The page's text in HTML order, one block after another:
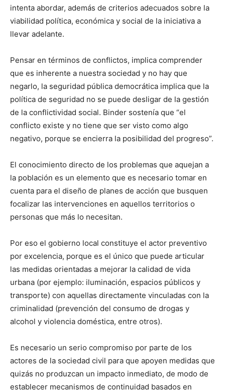
intenta abordar, además de criterios adecuados sobre la
viabilidad política, económica y social de la iniciativa a
llevar adelante.
Pensar en términos de conflictos, implica comprender
que es inherente a nuestra sociedad y no hay que
negarlo, la seguridad pública democrática implica que la
política de seguridad no se puede desligar de la gestión
de la conflictividad social. Binder sostenía que “el
conflicto existe y no tiene que ser visto como algo
negativo, porque se encierra la posibilidad del progreso”.
El conocimiento directo de los problemas que aquejan a
la población es un elemento que es necesario tomar en
cuenta para el diseño de planes de acción que busquen
focalizar las intervenciones en aquellos territorios o
personas que más lo necesitan.
Por eso el gobierno local constituye el actor preventivo
por excelencia, porque es el único que puede articular
las medidas orientadas a mejorar la calidad de vida
urbana (por ejemplo: iluminación, espacios públicos y
transporte) con aquellas directamente vinculadas con la
criminalidad (prevención del consumo de drogas y
alcohol y violencia doméstica, entre otros).
Es necesario un serio compromiso por parte de los
actores de la sociedad civil para que apoyen medidas que
quizás no produzcan un impacto inmediato, de modo de
establecer mecanismos de continuidad basados en